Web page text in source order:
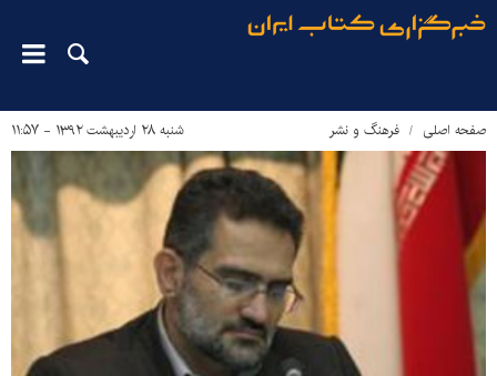
صفحه اصلی فرهنگ و نشر شنبه ۲۸ اردیبهشت ۱۳۹۲ - ۱۱:۵۷